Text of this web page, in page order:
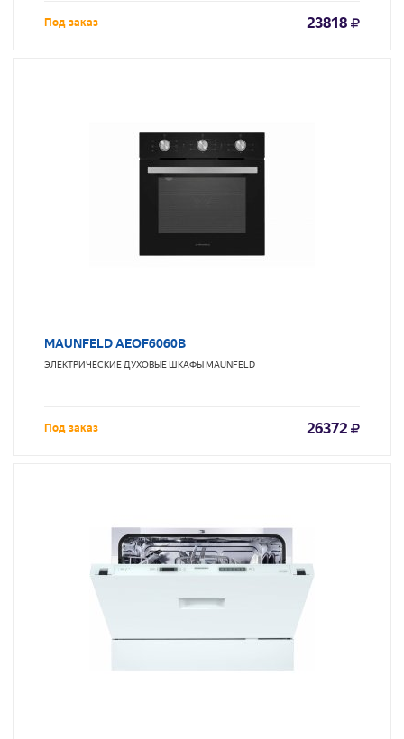
Под заказ 23818
MAUNFELD AEOF6060B
ЭЛЕКТРИЧЕСКИЕ ДУХОВЫЕ ШКАФЫMAUNFELD
Под заказ 26372